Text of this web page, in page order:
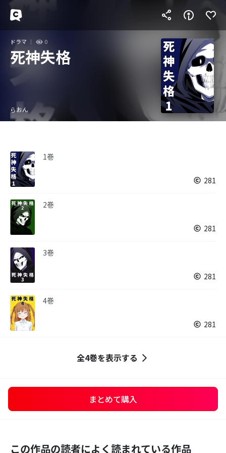
ドラマ 0
死神失格
らおん
1巻
281
2巻
281
3巻
281
4巻
281
全4巻を表示する
まとめて購入
この作品の読者によく読まれている作品